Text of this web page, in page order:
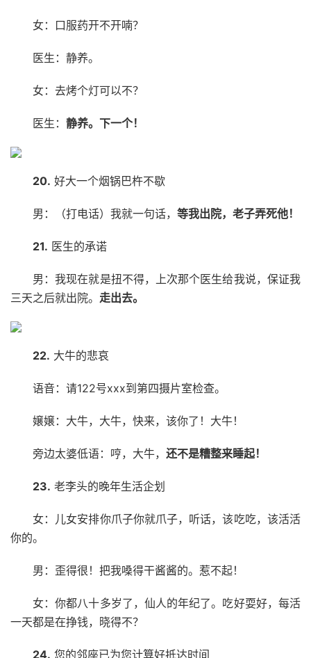
女：口服药开不开喃？
医生：静养。
女：去烤个灯可以不？
医生： 静养。下一个！
20. 好大一个烟锅巴杵不歇
男：（打电话）我就一句话， 等我出院，老子弄死他！
21. 医生的承诺
男：我现在就是扭不得，上次那个医生给我说，保证我
三天之后就出院。 走出去。
22. 大牛的悲哀
语音：请122号xxx到第四摄片室检查。
嬢嬢：大牛，大牛，快来，该你了！大牛！
旁边太婆低语：哼，大牛， 还不是糟整来睡起！
23. 老李头的晚年生活企划
女：儿女安排你爪子你就爪子，听话，该吃吃，该活活
你的。
男：歪得很！把我嗓得干酱酱的。惹不起！
女：你都八十多岁了，仙人的年纪了。吃好耍好，每活
一天都是在挣钱，晓得不？
24. 您的邻座已为您计算好抵达时间